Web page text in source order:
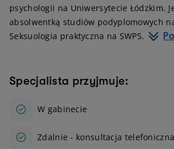
psychologii na Uniwersytecie Łódzkim.
absolwentką studiów podyplomowych
Seksuologia praktyczna na SWPS.
Specjalista przyjmuje:
W gabinecie
Zdalnie - konsultacja telefoniczna